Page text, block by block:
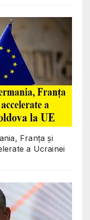
Franța și
a Ucrainei